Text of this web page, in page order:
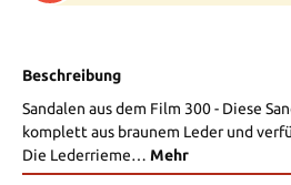
Beschreibung
Sandalen aus dem Film 300 - Diese
komplett aus braunem Leder und
Die Lederrieme… Mehr